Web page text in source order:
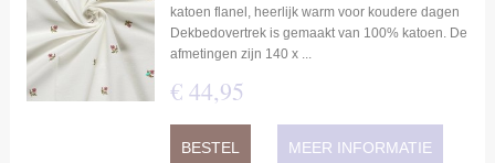
katoen flanel, heerlijk warm voor koudere dagen
Dekbedovertrek is gemaakt van 100% katoen. De
afmetingen zijn 140 x ...
€ 44,95
BESTEL MEER INFORMATIE